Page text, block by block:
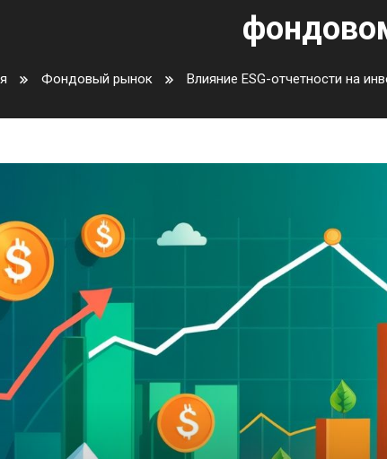
Фондовый рынок Влияние ESG-отчетности на